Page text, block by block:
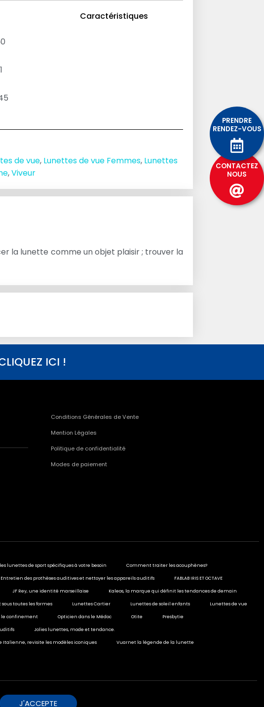
Caractéristiques
de vue, Lunettes de vue Femmes, Lunettes
,Viveur
la lunette comme un objet plaisir ; trouver la
ICI !
Conditions Générales de Vente
Mention Légales
Politique de confidentialité
Modes de paiement
lunettes de sport spécifiques à votre besoin Comment traiter les acouphènes?
Entretien des prothèses auditives et nettoyer les appareils auditifs FABLAB IRIS ET OCTAVE
JF Rey, une identité marseillaise Kaleos, la marque qui définit les tendances de demain
toutes les formes Lunettes Cartier Lunettes de soleil enfants Lunettes de vue
le confinement Opticien dans le Médoc Otite Presbytie
Jolies lunettes, mode et tendance.
Italienne, revisite les modèles iconiques Vuarnet la légende de la lunette
PRENDRE
RENDEZ-VOUS
CONTACTEZ
NOUS
J'ACCEPTE